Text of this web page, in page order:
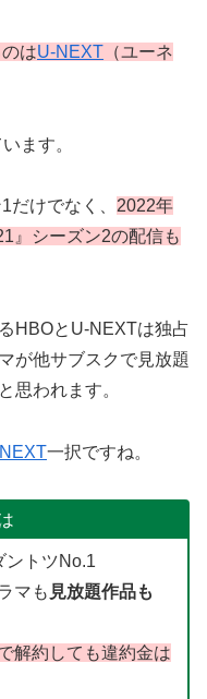
はU-NEXT （ユーネ
ます。
けでなく、 2022年
』シーズン2の配信も
HBOとU-NEXTは独占
が他サブスクで見放題
思われます。
一択ですね。
ントツNo.1
マも 見放題作品も
解約しても違約金は